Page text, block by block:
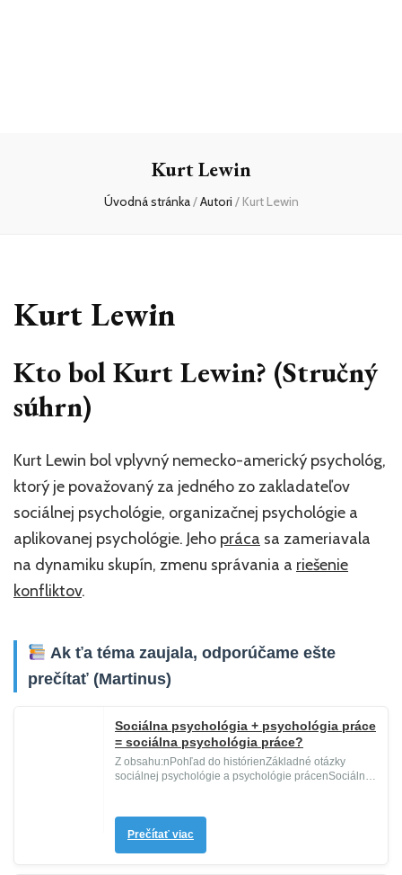
Kurt Lewin
Úvodná stránka/Autori / Kurt Lewin
Kurt Lewin
Kto bol Kurt Lewin? (Stručný
súhrn)
Kurt Lewin bol vplyvný nemecko-americký psychológ,
ktorý je považovaný za jedného zo zakladateľov
sociálnej psychológie, organizačnej psychológie a
aplikovanej psychológie. Jeho práca sa zameriavala
na dynamiku skupín, zmenu správania a riešenie
konfliktov.
Ak ťa téma zaujala, odporúčame ešte
prečítať (Martinus)
Sociálna psychológia + psychológia práce
= sociálna psychológia práce?
Z obsahu:nPohľad do histórienZákladné otázky
sociálnej psychológie a psychológie prácenSociálna
Prečítať viac